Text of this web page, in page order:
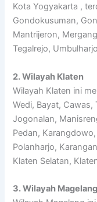
Kota Yogyakarta ,
Gondokusuman,
Mantrijeron,
Tegalrejo,
2. Wilayah Klaten
Wilayah Klaten ini
Wedi, Bayat, Cawas,
Jogonalan,
Pedan,
Polanharjo,
Klaten Selatan,
3. Wilayah Magelang